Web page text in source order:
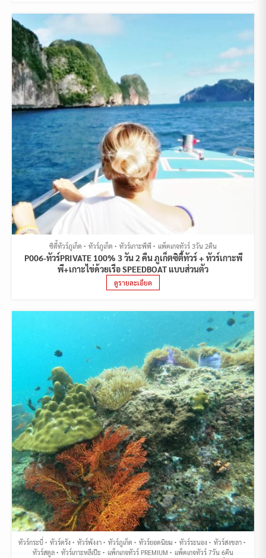
ซิตี้ทัวร์ภูเก็ต ทัวร์ภูเก็ต ทัวร์เกาะพีพี แพ็คเกจทัวร์ 3วัน 2คืน
P006-ทัวร์PRIVATE 100% 3 วัน 2 คืน ภูเก็ตซิตี้ทัวร์ + ทัวร์เกาะพี
พี+เกาะไข่ด้วยเรือ SPEEDBOAT แบบส่วนตัว
ดูรายละเอียด
ทัวร์กระบี่ ทัวร์ตรัง ทัวร์พังงา ทัวร์ภูเก็ต ทัวร์ยอดนิยม ทัวร์ระนอง
ทัวร์สงขลา
ทัวร์สตูล
ทัวร์เกาะหลีเป๊ะ แพ็กเกจทัวร์ PREMIUM แพ็คเกจทัวร์ 7วัน 6คืน